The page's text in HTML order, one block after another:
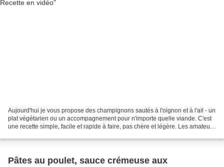
Aujourd'hui je vous propose des champignons sautés à l'oignon et à l'ail - un
plat végétarien ou un accompagnement pour n'importe quelle viande. C'est
une recette simple, facile et rapide à faire, pas chère et légère. Les amateurs
Pâtes au poulet, sauce crémeuse aux